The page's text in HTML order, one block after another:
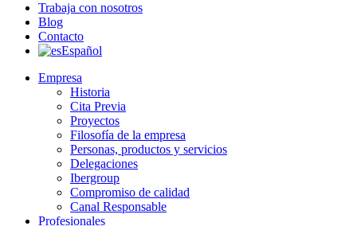
Trabaja con nosotros
Blog
Contacto
Español
Empresa
Historia
Cita Previa
Proyectos
Filosofía de la empresa
Personas, productos y servicios
Delegaciones
Ibergroup
Compromiso de calidad
Canal Responsable
Profesionales